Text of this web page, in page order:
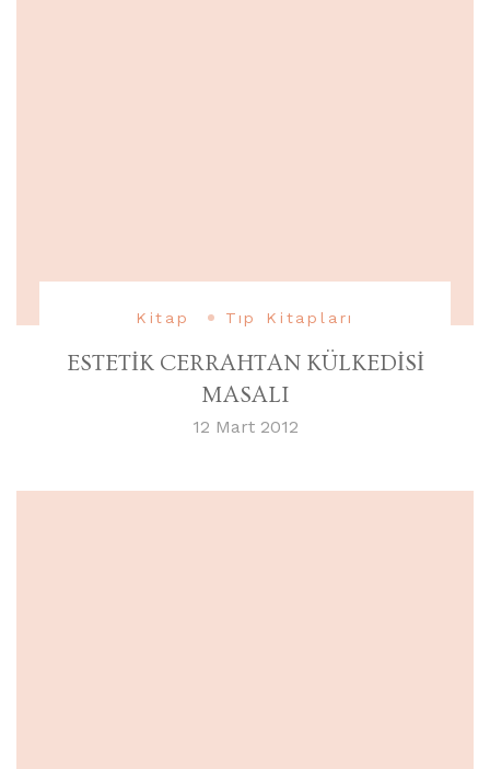
Kitap Tıp Kitapları
ESTETİK CERRAHTAN KÜLKEDİSİ
MASALI
12 Mart 2012